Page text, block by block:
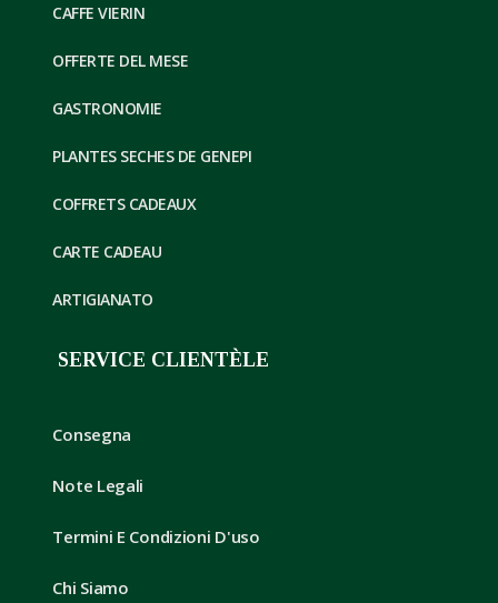
CAFFE VIERIN
OFFERTE DEL MESE
GASTRONOMIE
PLANTES SECHES DE GENEPI
COFFRETS CADEAUX
CARTE CADEAU
ARTIGIANATO
SERVICE CLIENTÈLE
Consegna
Note Legali
Termini E Condizioni D'uso
Chi Siamo